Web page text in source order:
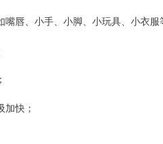
唇、小手、小脚、小玩具、小衣服
快；